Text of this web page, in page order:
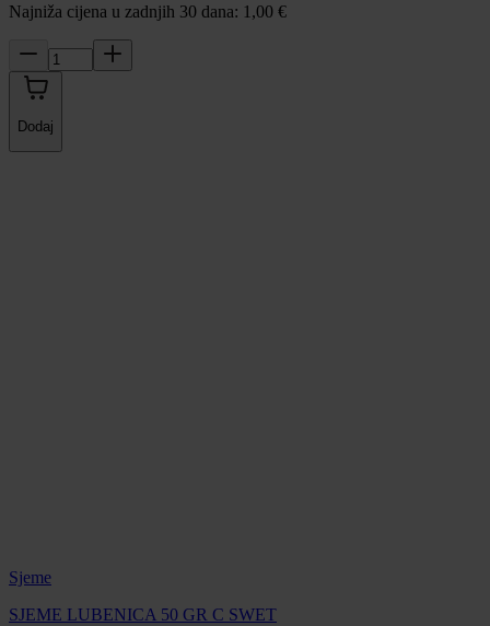
Najniža cijena u zadnjih 30 dana: 1,00 €
Dodaj
Sjeme
SJEME LUBENICA 50 GR C SWET